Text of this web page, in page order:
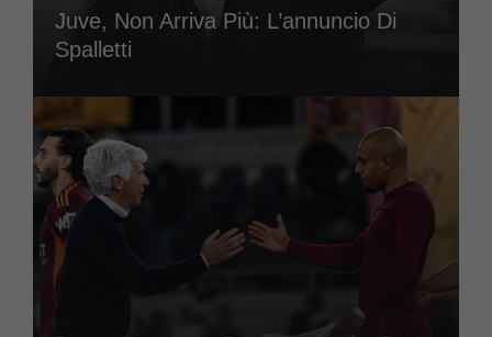
Juve, Non Arriva Più: L’annuncio Di
Spalletti